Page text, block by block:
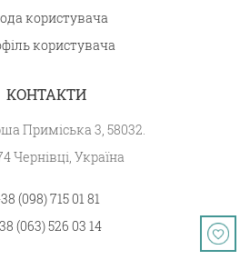
користувача
користувача
КОНТАКТИ
Приміська 3, 58032.
Чернівці, Україна
(098) 715 01 81
(063) 526 03 14